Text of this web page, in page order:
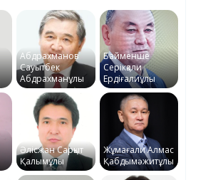
Абдрахманов
Сауытбек
Абдрахманұлы
Байменше
Серікқали
Ердіғалиұлы
Әлісжан Сарқыт
Қалымұлы
Жұмағали Алмас
Қабдымәжитұлы